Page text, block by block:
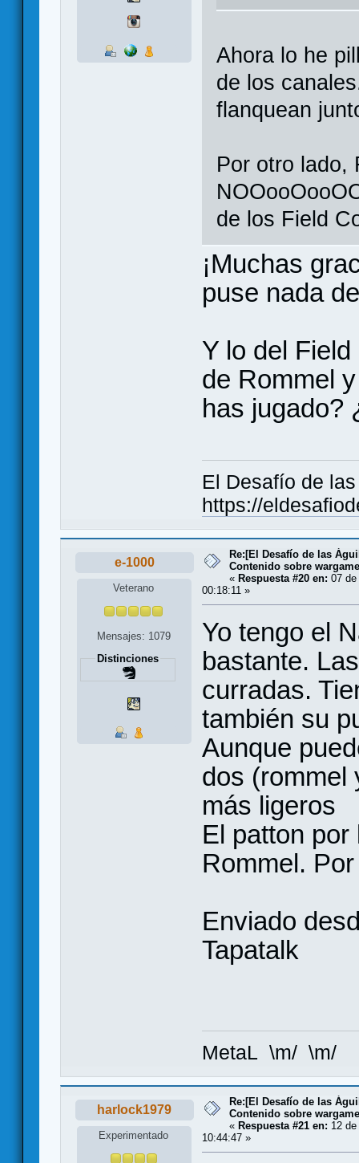
Ahora lo he
de los
flanquean
Por otro lado,
de los Field
¡Muchas
puse nada
Y lo del
de Rommel
has jugado?
El Desafío de
https://
e-1000
Veterano
Mensajes: 1079
Distinciones
Re:[El Desafío de las
Contenido sobre
« Respuesta #20 en: 07
00:18:11 »
Yo tengo el
bastante.
curradas.
también su
Aunque
dos (rommel
más ligeros
El patton
Rommel.
Enviado
Tapatalk
MetaL \m/ \m/
harlock1979
Experimentado
Re:[El Desafío de las
Contenido sobre
« Respuesta #21 en: 12
10:44:47 »